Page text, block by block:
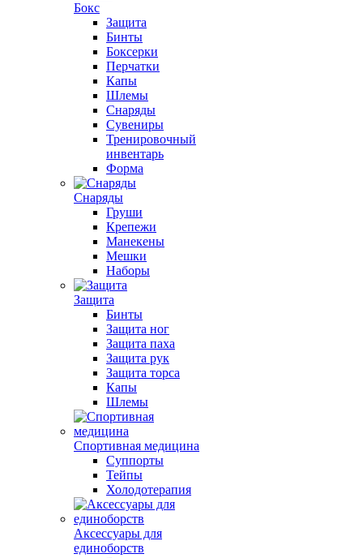
Бокс
Защита
Бинты
Боксерки
Перчатки
Капы
Шлемы
Снаряды
Сувениры
Тренировочный
инвентарь
Форма
Снаряды
Груши
Крепежи
Манекены
Мешки
Наборы
Защита
Бинты
Защита ног
Защита паха
Защита рук
Защита торса
Капы
Шлемы
Спортивная медицина
Суппорты
Тейпы
Холодотерапия
Аксессуары для
единоборств